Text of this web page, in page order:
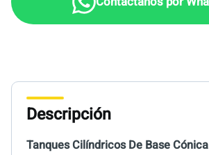
Descripción
Tanques Cilíndricos De Base Cónica